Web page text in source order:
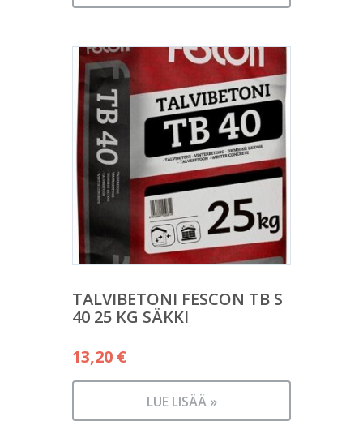
TALVIBETONI FESCON TB S
40 25 KG SÄKKI
13,20 €
LUE LISÄÄ »